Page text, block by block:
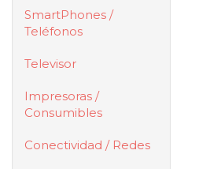
SmartPhones /
Teléfonos
Televisor
Impresoras /
Consumibles
Conectividad / Redes